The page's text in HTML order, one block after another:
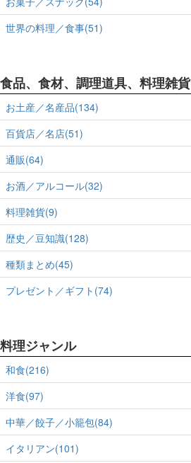
世界の料理／食事(51)
食品、食材、調理道具、料理雑貨
お土産／名産品(134)
百貨店／名店(51)
通販(64)
お酒／アルコール(32)
料理雑貨(9)
歴史／豆知識(128)
種類まとめ(45)
プレゼント／ギフト(74)
料理ジャンル
和食(216)
洋食(97)
中華／餃子／小籠包(84)
イタリアン(101)